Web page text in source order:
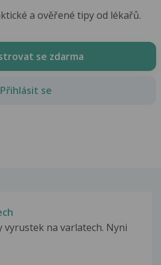
a ověřené tipy od lékařů.
se zdarma
Přihlásit se
vyrustek na varlatech. Nyni